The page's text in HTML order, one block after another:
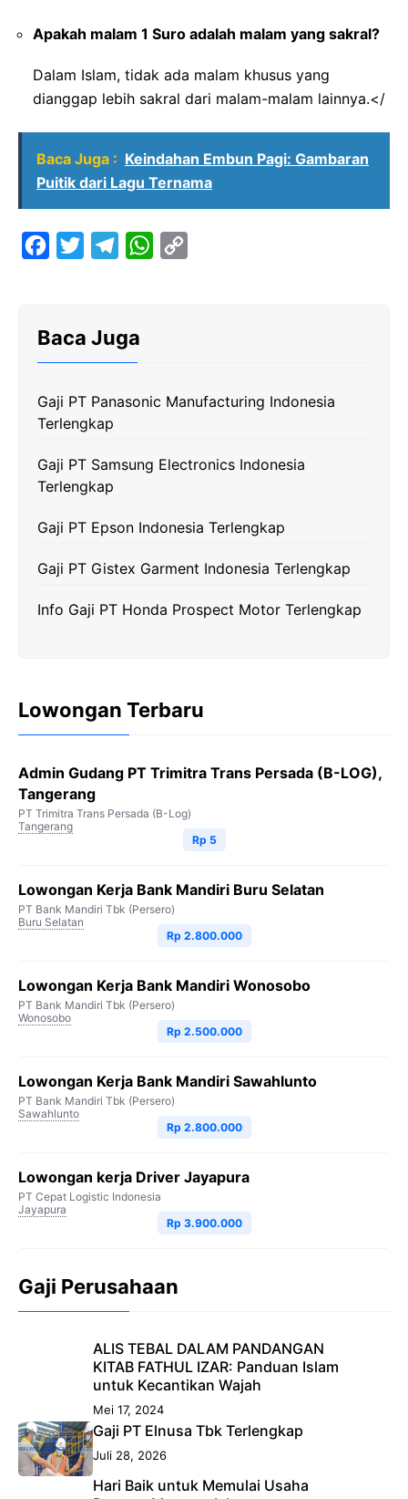
Apakah malam 1 Suro adalah malam yang sakral?
Dalam Islam, tidak ada malam khusus yang
dianggap lebih sakral dari malam-malam lainnya.</
Baca Juga : Keindahan Embun Pagi: Gambaran
Puitik dari Lagu Ternama
o
g
a
W
p
n
Baca Juga
Gaji PT Panasonic Manufacturing Indonesia
Terlengkap
Gaji PT Samsung Electronics Indonesia
Terlengkap
Gaji PT Epson Indonesia Terlengkap
Gaji PT Gistex Garment Indonesia Terlengkap
Info Gaji PT Honda Prospect Motor Terlengkap
Lowongan Terbaru
Admin Gudang PT Trimitra Trans Persada (B-LOG),
Tangerang
PT Trimitra Trans Persada (B-Log)
Tangerang
Rp 5
Lowongan Kerja Bank Mandiri Buru Selatan
PT Bank Mandiri Tbk (Persero)
Buru Selatan
Rp 2.800.000
Lowongan Kerja Bank Mandiri Wonosobo
PT Bank Mandiri Tbk (Persero)
Wonosobo
Rp 2.500.000
Lowongan Kerja Bank Mandiri Sawahlunto
PT Bank Mandiri Tbk (Persero)
Sawahlunto
Rp 2.800.000
Lowongan kerja Driver Jayapura
PT Cepat Logistic Indonesia
Jayapura
Rp 3.900.000
Gaji Perusahaan
ALIS TEBAL DALAM PANDANGAN
KITAB FATHUL IZAR: Panduan Islam
untuk Kecantikan Wajah
Mei 17, 2024
Gaji PT Elnusa Tbk Terlengkap
Juli 28, 2026
Hari Baik untuk Memulai Usaha